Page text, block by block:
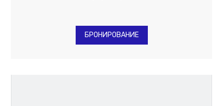
БРОНИРОВАНИЕ